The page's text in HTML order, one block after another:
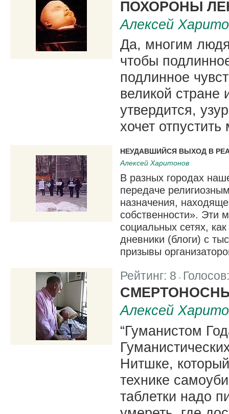
ПОХОРОНЫ
Алексей
Да, многим
чтобы
подлинное
великой стране
утвердится,
хочет
НЕУДАВШИЙСЯ ВЫХОД В
Алексей Харитонов
В разных городах
передаче
назначения,
собственности». Эти
социальных сетях,
дневники (блоги) с
призывы
Рейтинг: 8
Алексей
“Гуманистом
Нитшке,
технике
таблетки надо